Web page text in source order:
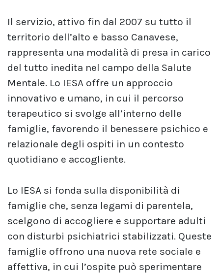
Il servizio, attivo fin dal 2007 su tutto il
territorio dell’alto e basso Canavese,
rappresenta una modalità di presa in carico
del tutto inedita nel campo della Salute
Mentale. Lo IESA offre un approccio
innovativo e umano, in cui il percorso
terapeutico si svolge all’interno delle
famiglie, favorendo il benessere psichico e
relazionale degli ospiti in un contesto
quotidiano e accogliente.
Lo IESA si fonda sulla disponibilità di
famiglie che, senza legami di parentela,
scelgono di accogliere e supportare adulti
con disturbi psichiatrici stabilizzati. Queste
famiglie offrono una nuova rete sociale e
affettiva, in cui l’ospite può sperimentare